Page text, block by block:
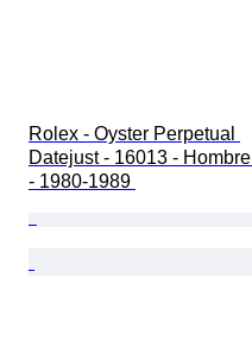
Rolex - Oyster Perpetual
Datejust - 16013 - Hombre
- 1980-1989